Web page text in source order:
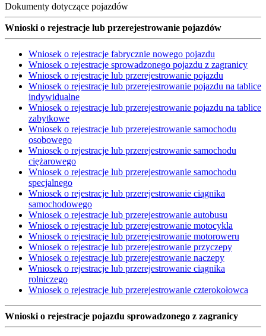
Dokumenty dotyczące pojazdów
Wnioski o rejestracje lub przerejestrowanie pojazdów
Wniosek o rejestracje fabrycznie nowego pojazdu
Wniosek o rejestracje sprowadzonego pojazdu z zagranicy
Wniosek o rejestracje lub przerejestrowanie pojazdu
Wniosek o rejestracje lub przerejestrowanie pojazdu na tablice
indywidualne
Wniosek o rejestracje lub przerejestrowanie pojazdu na tablice
zabytkowe
Wniosek o rejestracje lub przerejestrowanie samochodu
osobowego
Wniosek o rejestracje lub przerejestrowanie samochodu
ciężarowego
Wniosek o rejestracje lub przerejestrowanie samochodu
specjalnego
Wniosek o rejestracje lub przerejestrowanie ciągnika
samochodowego
Wniosek o rejestracje lub przerejestrowanie autobusu
Wniosek o rejestracje lub przerejestrowanie motocykla
Wniosek o rejestracje lub przerejestrowanie motoroweru
Wniosek o rejestracje lub przerejestrowanie przyczepy
Wniosek o rejestracje lub przerejestrowanie naczepy
Wniosek o rejestracje lub przerejestrowanie ciągnika
rolniczego
Wniosek o rejestracje lub przerejestrowanie czterokołowca
Wnioski o rejestracje pojazdu sprowadzonego z zagranicy